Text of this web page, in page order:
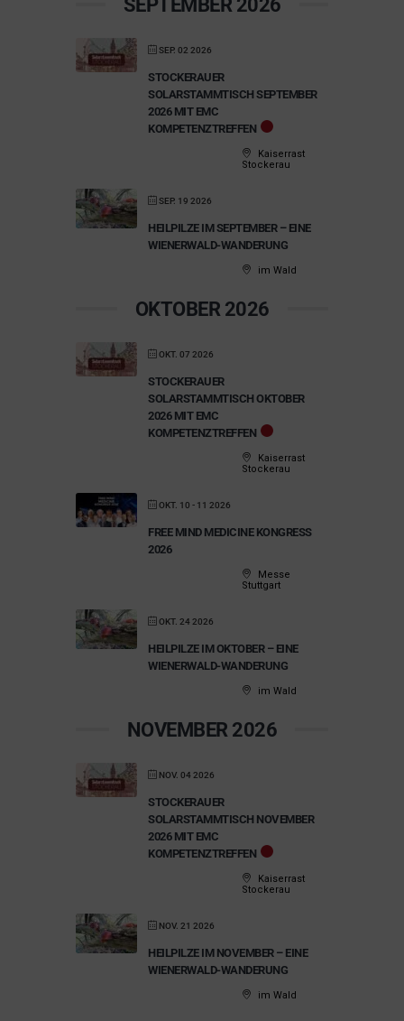
SEPTEMBER 2026
SEP. 02 2026
STOCKERAUER
SOLARSTAMMTISCH SEPTEMBER
2026 MIT EMC
KOMPETENZTREFFEN
Kaiserrast
Stockerau
SEP. 19 2026
HEILPILZE IM SEPTEMBER – EINE
WIENERWALD-WANDERUNG
im Wald
OKTOBER 2026
OKT. 07 2026
STOCKERAUER
SOLARSTAMMTISCH OKTOBER
2026 MIT EMC
KOMPETENZTREFFEN
Kaiserrast
Stockerau
OKT. 10 - 11 2026
FREE MIND MEDICINE KONGRESS
2026
Messe
Stuttgart
OKT. 24 2026
HEILPILZE IM OKTOBER – EINE
WIENERWALD-WANDERUNG
im Wald
NOVEMBER 2026
NOV. 04 2026
STOCKERAUER
SOLARSTAMMTISCH NOVEMBER
2026 MIT EMC
KOMPETENZTREFFEN
Kaiserrast
Stockerau
NOV. 21 2026
HEILPILZE IM NOVEMBER – EINE
WIENERWALD-WANDERUNG
im Wald